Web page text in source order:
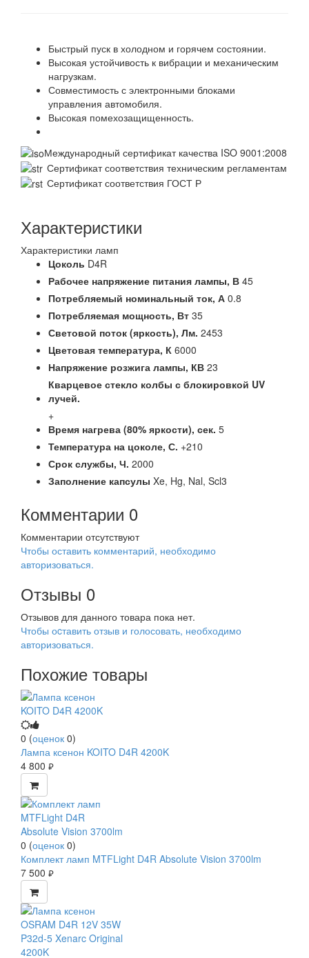
Быстрый пуск в холодном и горячем состоянии.
Высокая устойчивость к вибрации и механическим
нагрузкам.
Совместимость с электронными блоками
управления автомобиля.
Высокая помехозащищенность.
Международный сертификат качества ISO 9001:2008
Сертификат соответствия техническим регламентам
Сертификат соответствия ГОСТ Р
Характеристики
Характеристики ламп
Цоколь D4R
Рабочее напряжение питания лампы, В 45
Потребляемый номинальный ток, А 0.8
Потребляемая мощность, Вт 35
Световой поток (яркость), Лм. 2453
Цветовая температура, К 6000
Напряжение розжига лампы, КВ 23
Кварцевое стекло колбы с блокировкой UV
лучей.
+
Время нагрева (80% яркости), сек. 5
Температура на цоколе, С. +210
Срок службы, Ч. 2000
Заполнение капсулы Xe, Hg, Nal, Scl3
Комментарии 0
Комментарии отсутствуют
Чтобы оставить комментарий, необходимо
авторизоваться.
Отзывы 0
Отзывов для данного товара пока нет.
Чтобы оcтавить отзыв и голосовать, необходимо
авторизоваться.
Похожие товары
0 (оценок 0)
Лампа ксенон KOITO D4R 4200K
4 800 руб.
0 (оценок 0)
Комплект ламп MTFLight D4R Absolute Vision 3700lm
7 500 руб.